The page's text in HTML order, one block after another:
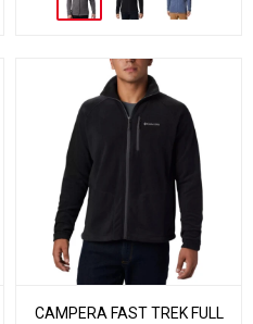
CAMPERA FAST TREK FULL